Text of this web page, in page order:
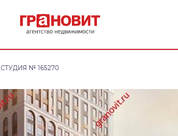
СТУДИЯ № 165270